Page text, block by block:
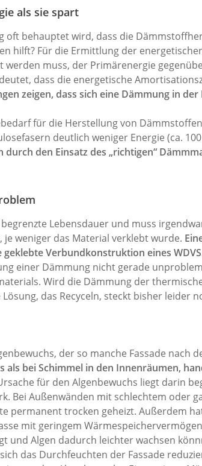
als sie spart
oft behauptet wird, dass die
hilft? Für die Ermittlung der
werden muss, der Primärenergie
dass die energetische
zeigen, dass sich eine Dämmung in
für die Herstellung von
deutlich weniger Energie (ca.
durch den Einsatz des „richtigen“
Lebensdauer und muss
weniger das Material verklebt wurde.
Verbundkonstruktion eines
einer Dämmung nicht gerade
Wird die Dämmung der
das Recyceln, steckt bisher leider
der so manche Fassade nach
als bei Schimmel in den Innenräumen,
für den Algenbewuchs liegt darin
Bei Außenwänden mit schlechtem oder
permanent trocken geheizt. Außerdem
mit geringem
und Algen dadurch leichter wachsen
das Durchfeuchten der Fassade